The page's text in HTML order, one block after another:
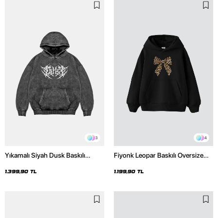
3
Yıkamalı Siyah Dusk Baskılı
1.399,90 TL
4
Fiyonk Leopar Baskılı Oversize
1.199,90 TL